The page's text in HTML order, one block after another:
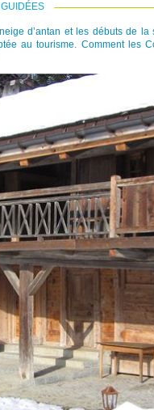
d’antan et les débuts de la
au tourisme. Comment les